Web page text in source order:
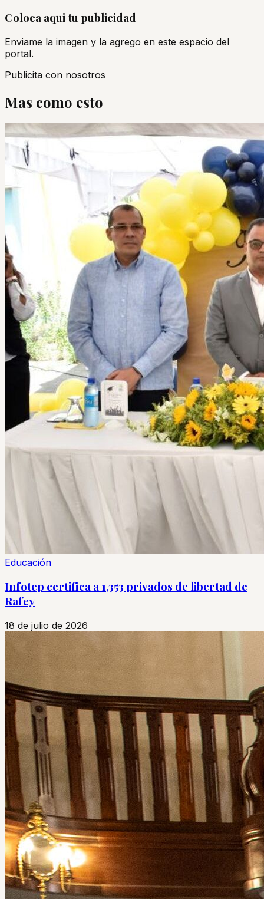
Coloca aqui tu publicidad
Enviame la imagen y la agrego en este espacio del
portal.
Publicita con nosotros
Mas como esto
Educación
Infotep certifica a 1,353 privados de libertad de
Rafey
18 de julio de 2026